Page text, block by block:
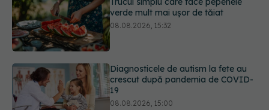
Diagnosticele de autism la fete au
crescut după pandemia de COVID-
Microplasticele pot traversa bariera
placentară și modifica hormonii
08.08.2026, 18:00
URMĂREȘTE-NE ȘI PE: